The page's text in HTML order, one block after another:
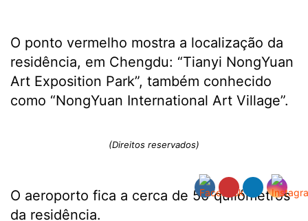
O ponto vermelho mostra a localização da
residência, em Chengdu: “Tianyi NongYuan
Art Exposition Park”, também conhecido
como “NongYuan International Art Village”.
(Direitos reservados)
O aeroporto fica a cerca de 50 quilómetros
da residência.